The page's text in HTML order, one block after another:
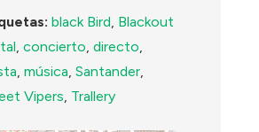
black Bird, Blackout
,concierto,directo,
,música,Santander,
Vipers, Trallery